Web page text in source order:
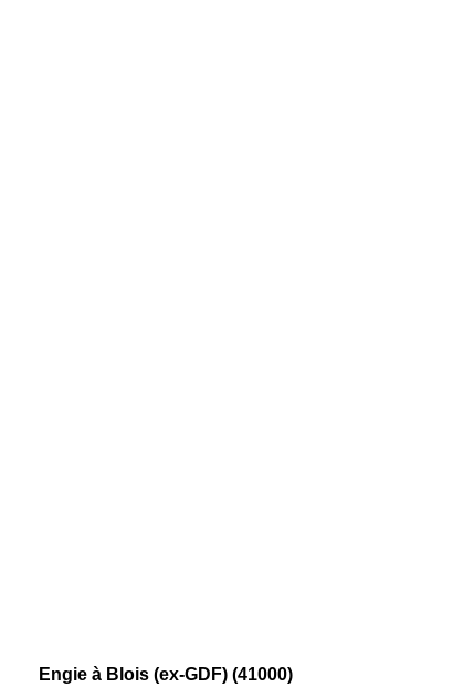
Engie à Blois (ex-GDF) (41000)